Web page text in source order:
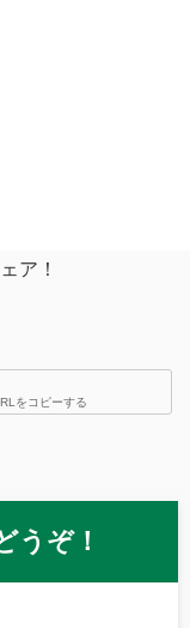
ア！
をコピーする
うぞ！